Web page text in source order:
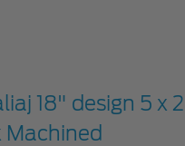
18" design 5 x
Machined